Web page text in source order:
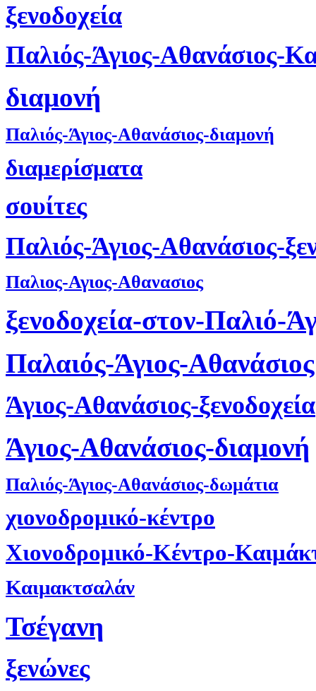
ξενοδοχεία
Παλιός-Άγιος-Αθανάσιος-
διαμονή
Παλιός-Άγιος-Αθανάσιος-διαμονή
διαμερίσματα
σουίτες
Παλιός-Άγιος-Αθανάσιος-
Παλιος-Αγιος-Αθανασιος
ξενοδοχεία-στον-Παλιό-
Παλαιός-Άγιος-Αθανάσιος
Άγιος-Αθανάσιος-ξενοδοχεία
Άγιος-Αθανάσιος-διαμονή
Παλιός-Άγιος-Αθανάσιος-δωμάτια
χιονοδρομικό-κέντρο
Χιονοδρομικό-Κέντρο-
Καιμακτσαλάν
Τσέγανη
ξενώνες